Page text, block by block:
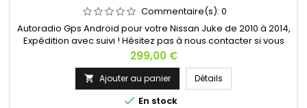
Commentaire(s): 0
Autoradio Gps Android pour votre Nissan Juke de 2010 à 2014,
Expédition avec suivi ! Hésitez pas à nous contacter si vous
avez une question !
Prix
299,00 €
 Ajouter au panier Détails
 En stock